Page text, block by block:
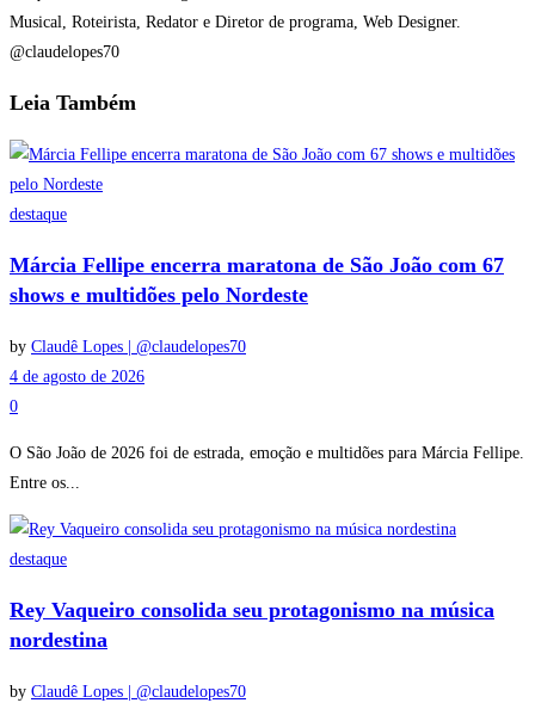
Musical, Roteirista, Redator e Diretor de programa, Web Designer.
@claudelopes70
Leia Também
destaque
Márcia Fellipe encerra maratona de São João com 67
shows e multidões pelo Nordeste
by Claudê Lopes | @claudelopes70
4 de agosto de 2026
0
O São João de 2026 foi de estrada, emoção e multidões para Márcia Fellipe.
Entre os...
destaque
Rey Vaqueiro consolida seu protagonismo na música
nordestina
by Claudê Lopes | @claudelopes70